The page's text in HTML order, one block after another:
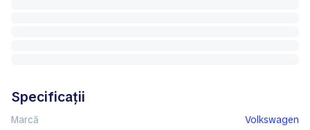
Specificații
Marcă
Volkswagen